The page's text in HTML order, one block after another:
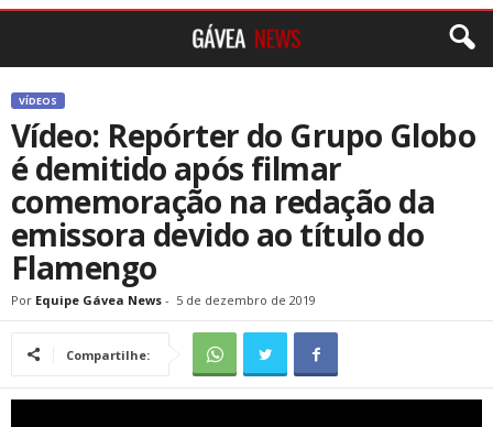
VÍDEOS
Vídeo: Repórter do Grupo Globo
é demitido após filmar
comemoração na redação da
emissora devido ao título do
Flamengo
Por Equipe Gávea News - 5 de dezembro de 2019
Compartilhe: